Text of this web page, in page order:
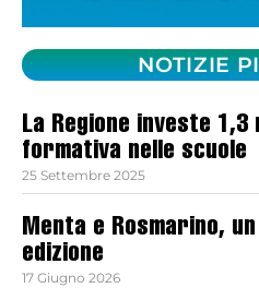
NOTIZIE
La Regione investe
formativa nelle scuole
25 Settembre 2025
Menta e Rosmarino,
edizione
17 Giugno 2026